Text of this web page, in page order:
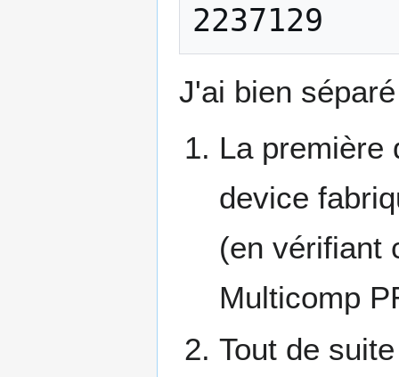
J'ai bien
La première
device
(en vérifiant
Multicomp
Tout de